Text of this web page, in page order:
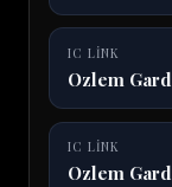
IC LINK
Ozlem
IC LINK
Ozlem